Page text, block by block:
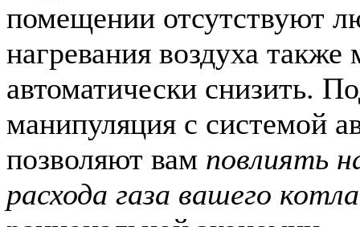
помещении отсутствуют
нагревания воздуха
автоматически снизить.
манипуляция с системой
позволяют вам повлиять
расхода газа вашего котла